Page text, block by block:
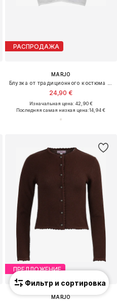
РАСПРОДАЖА
MARJO
24,90 €
Изначальная цена: 42,90 €
Последняя самая низкая цена:14,94 €
ПРЕДЛОЖЕНИЕ
MARJO
Фильтр и сортировка